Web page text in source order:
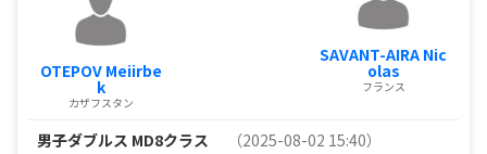
OTEPOV Meiirbe
k
カザフスタン
SAVANT-AIRA Nic
olas
フランス
男子ダブルス MD8クラス （2025-08-02 15:40）